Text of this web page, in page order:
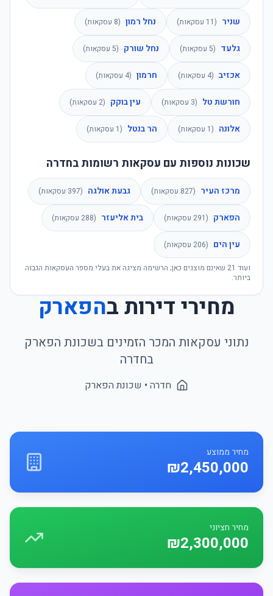
שניר (
11 עסקאות) נחל רמון (
8 עסקאות)
גלעד (
5 עסקאות) נחל שורק (
5 עסקאות)
אכזיב (
4 עסקאות) חרמון (
4 עסקאות)
חורשת טל (
3 עסקאות) עין בוקק (
2 עסקאות)
אלונה (
1 עסקאות) הר בנטל (
1 עסקאות)
שכונות נוספות עם עסקאות רשומות בחדרה
מרכז העיר (
827 עסקאות) גבעת אולגה (
397 עסקאות)
הפארק (
291 עסקאות) בית אליעזר (
288 עסקאות)
עין הים (
206 עסקאות)
ועוד 21 שאינם מוצגים כאן; הרשימה מציגה את בעלי מספר העסקאות הגבוה
ביותר.
מחירי דירות בהפארק
נתוני עסקאות המכר הזמינים בשכונת הפארק
בחדרה
חדרה • שכונת הפארק
מחיר ממוצע
₪2,450,000
מחיר חציוני
₪2,300,000